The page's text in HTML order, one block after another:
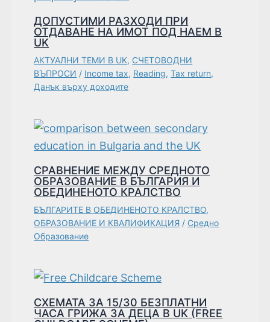
ДОПУСТИМИ РАЗХОДИ ПРИ
ОТДАВАНЕ НА ИМОТ ПОД НАЕМ В
UK
АКТУАЛНИ ТЕМИ В UK, СЧЕТОВОДНИ
ВЪПРОСИ / Income tax, Reading,Tax return,
Данък върху доходите
СРАВНЕНИЕ МЕЖДУ СРЕДНОТО
ОБРАЗОВАНИЕ В БЪЛГАРИЯ И
ОБЕДИНЕНОТО КРАЛСТВО
БЪЛГАРИТЕ В ОБЕДИНЕНОТО КРАЛСТВО,
ОБРАЗОВАНИЕ И КВАЛИФИКАЦИЯ / Средно
Образование
СХЕМАТА ЗА 15/30 БЕЗПЛАТНИ
ЧАСА ГРИЖА ЗА ДЕЦА В UK (FREE